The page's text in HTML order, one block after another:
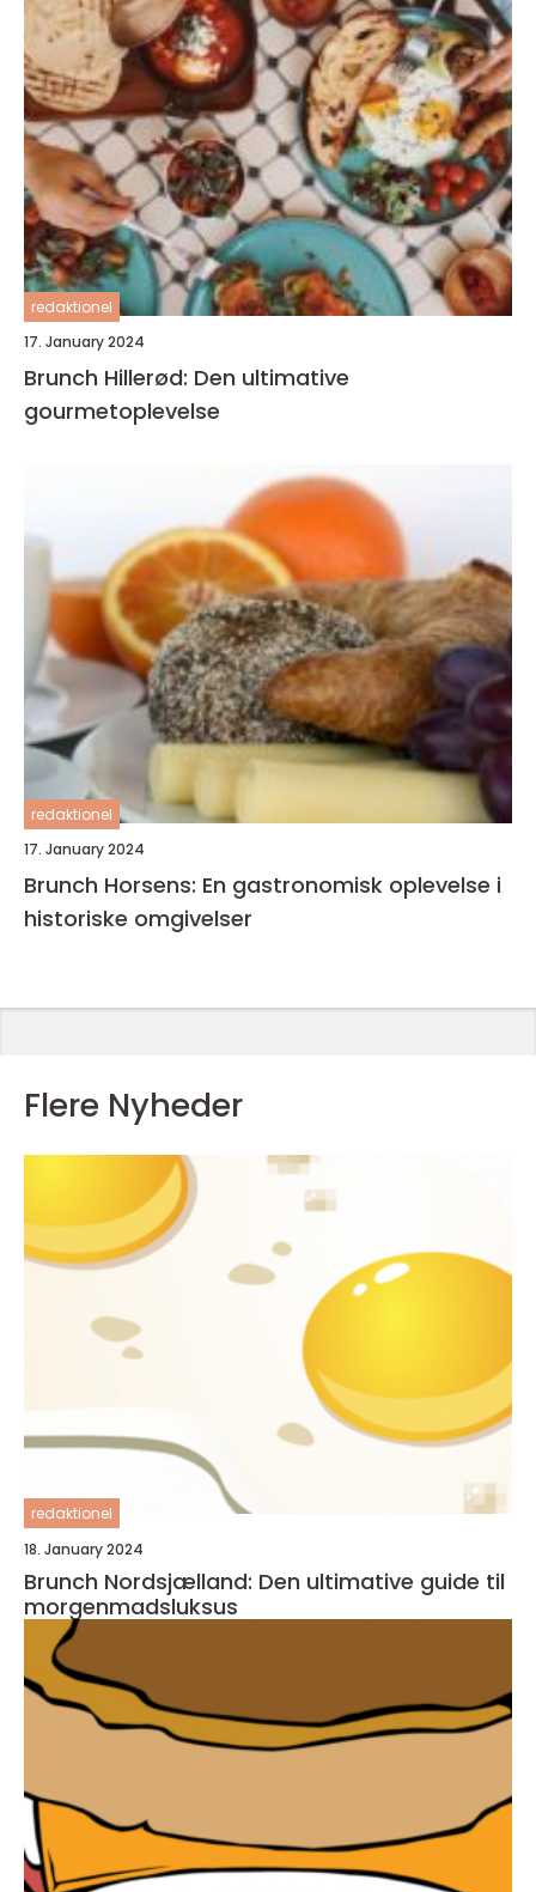
redaktionel
17. January 2024
Brunch Hillerød: Den ultimative
gourmetoplevelse
redaktionel
17. January 2024
Brunch Horsens: En gastronomisk oplevelse i
historiske omgivelser
Flere Nyheder
redaktionel
18. January 2024
Brunch Nordsjælland: Den ultimative guide til
morgenmadsluksus